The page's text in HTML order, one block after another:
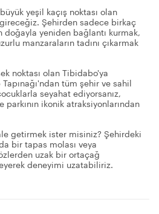
yeşil kaçış noktası olan
Şehirden sadece birkaç
doğayla yeniden bağlantı kurmak,
manzaraların tadını çıkarmak
noktası olan Tibidabo'ya
tüm şehir ve sahil
seyahat ediyorsanız,
parkının ikonik atraksiyonlarından
getirmek ister misiniz? Şehirdeki
bir tapas molası veya
uzak bir ortaçağ
deneyimi uzatabiliriz.